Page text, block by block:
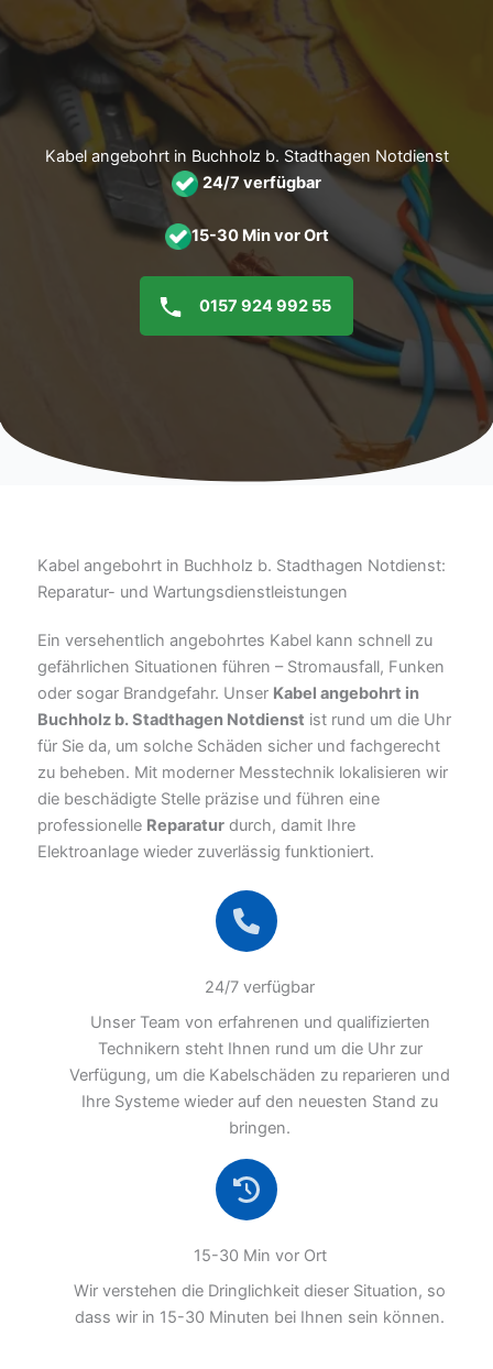
Inhalt
Kabel angebohrt in Buchholz b. Stadthagen Notdienst
24/7 verfügbar
15-30 Min vor Ort
0157 924 992 55
Kabel angebohrt in Buchholz b. Stadthagen Notdienst:
Reparatur- und Wartungsdienstleistungen
Ein versehentlich angebohrtes Kabel kann schnell zu
gefährlichen Situationen führen – Stromausfall, Funken
oder sogar Brandgefahr. Unser Kabel angebohrt in
Buchholz b. Stadthagen Notdienst ist rund um die Uhr
für Sie da, um solche Schäden sicher und fachgerecht
zu beheben. Mit moderner Messtechnik lokalisieren wir
die beschädigte Stelle präzise und führen eine
professionelle Reparatur durch, damit Ihre
Elektroanlage wieder zuverlässig funktioniert.
24/7 verfügbar
Unser Team von erfahrenen und qualifizierten
Technikern steht Ihnen rund um die Uhr zur
Verfügung, um die Kabelschäden zu reparieren und
Ihre Systeme wieder auf den neuesten Stand zu
bringen.
15-30 Min vor Ort
Wir verstehen die Dringlichkeit dieser Situation, so
dass wir in 15-30 Minuten bei Ihnen sein können.